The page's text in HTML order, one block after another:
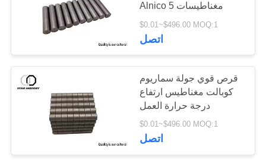
الأرضية النادرة
مغنطيسات
Alnico 5 مغناطيسات
$0.01~$496.00 MOQ:1
اتصل
قرص قوي جولة سماريوم
كوبالت مغناطيس ارتفاع
درجة حرارة العمل
$0.01~$496.00 MOQ:1
اتصل